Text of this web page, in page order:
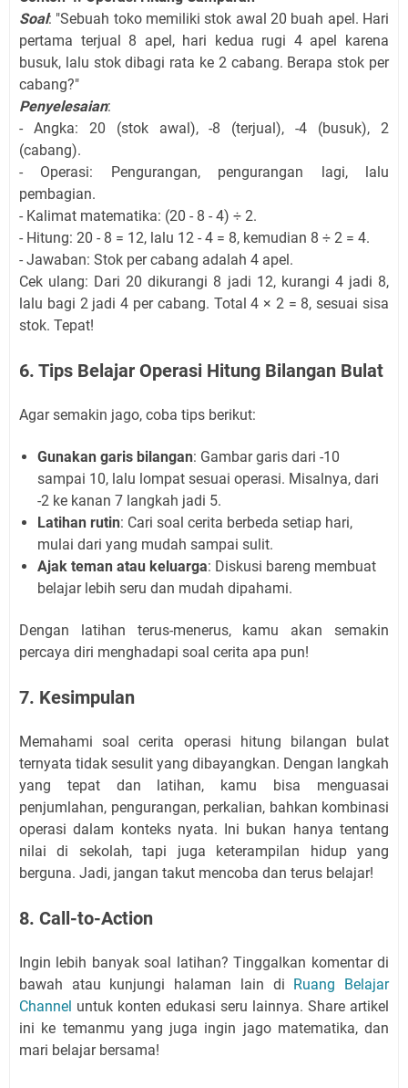
Soal: "Sebuah toko memiliki stok awal 20 buah apel. Hari
pertama terjual 8 apel, hari kedua rugi 4 apel karena
busuk, lalu stok dibagi rata ke 2 cabang. Berapa stok per
cabang?"
Penyelesaian:
- Angka: 20 (stok awal), -8 (terjual), -4 (busuk), 2
(cabang).
- Operasi: Pengurangan, pengurangan lagi, lalu
pembagian.
- Kalimat matematika: (20 - 8 - 4) ÷ 2.
- Hitung: 20 - 8 = 12, lalu 12 - 4 = 8, kemudian 8 ÷ 2 = 4.
- Jawaban: Stok per cabang adalah 4 apel.
Cek ulang: Dari 20 dikurangi 8 jadi 12, kurangi 4 jadi 8,
lalu bagi 2 jadi 4 per cabang. Total 4 × 2 = 8, sesuai sisa
stok. Tepat!
6. Tips Belajar Operasi Hitung Bilangan Bulat
Agar semakin jago, coba tips berikut:
Gunakan garis bilangan: Gambar garis dari -10
sampai 10, lalu lompat sesuai operasi. Misalnya, dari
-2 ke kanan 7 langkah jadi 5.
Latihan rutin: Cari soal cerita berbeda setiap hari,
mulai dari yang mudah sampai sulit.
Ajak teman atau keluarga: Diskusi bareng membuat
belajar lebih seru dan mudah dipahami.
Dengan latihan terus-menerus, kamu akan semakin
percaya diri menghadapi soal cerita apa pun!
7. Kesimpulan
Memahami soal cerita operasi hitung bilangan bulat
ternyata tidak sesulit yang dibayangkan. Dengan langkah
yang tepat dan latihan, kamu bisa menguasai
penjumlahan, pengurangan, perkalian, bahkan kombinasi
operasi dalam konteks nyata. Ini bukan hanya tentang
nilai di sekolah, tapi juga keterampilan hidup yang
berguna. Jadi, jangan takut mencoba dan terus belajar!
8. Call-to-Action
Ingin lebih banyak soal latihan? Tinggalkan komentar di
bawah atau kunjungi halaman lain di Ruang Belajar
Channel untuk konten edukasi seru lainnya. Share artikel
ini ke temanmu yang juga ingin jago matematika, dan
mari belajar bersama!